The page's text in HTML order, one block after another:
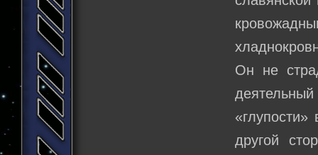
Он не
деятельный
другой